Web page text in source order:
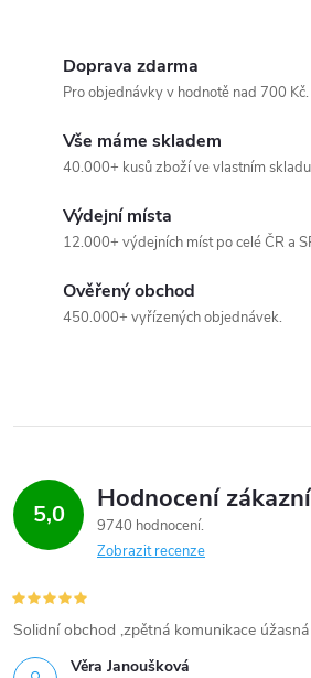
Doprava zdarma
Pro objednávky v hodnotě nad 700 Kč.
Vše máme skladem
40.000+ kusů zboží ve vlastním
Výdejní místa
12.000+ výdejních míst po celé ČR a
Ověřený obchod
450.000+ vyřízených objednávek.
5,0 Hodnocení
9740 hodnocení
Zobrazit recenze
Věra Janoušková
Solidní obchod ,zpětná komunikace